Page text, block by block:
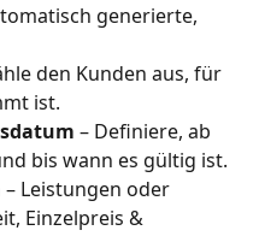
generierte,
den Kunden aus, für
ist.
– Definiere, ab
bis wann es gültig ist.
– Leistungen oder
Einzelpreis &